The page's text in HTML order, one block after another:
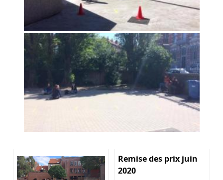
Remise des prix juin
2020